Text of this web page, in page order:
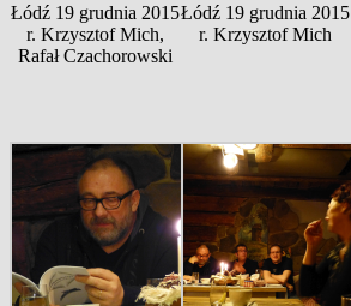
Łódź 19 grudnia 2015
r. Krzysztof Mich,
Rafał Czachorowski
Łódź 19 grudnia 2015
r. Krzysztof Mich